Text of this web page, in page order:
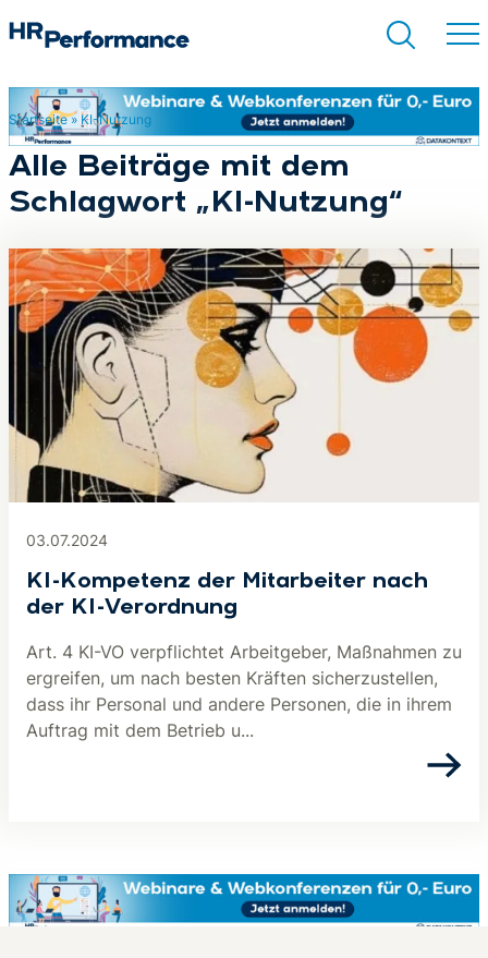
Suchen
Startseite» KI-Nutzung
Alle Beiträge mit dem
Schlagwort „KI-Nutzung“
03.07.2024
KI-Kompetenz der Mitarbeiter nach
der KI-Verordnung
Art. 4 KI-VO verpflichtet Arbeitgeber, Maßnahmen zu
ergreifen, um nach besten Kräften sicherzustellen,
dass ihr Personal und andere Personen, die in ihrem
Auftrag mit dem Betrieb u...